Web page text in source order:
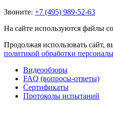
Звоните: +7 (495) 989-52-63
На сайте используются файлы
Продолжая использовать сайт,
политикой обработки
Видеообзоры
FAQ (вопросы-ответы)
Сертификаты
Протоколы испытаний